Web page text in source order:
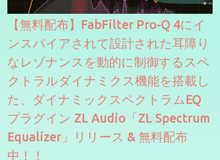
【無料配布】FabFilter Pro-Q 4にイ
ンスパイアされて設計された耳障り
なレゾナンスを動的に制御するスペ
クトラルダイナミクス機能を搭載し
た、ダイナミックスペクトラムEQ
プラグイン ZL Audio「ZL Spectrum
Equalizer」リリース & 無料配布
中！！